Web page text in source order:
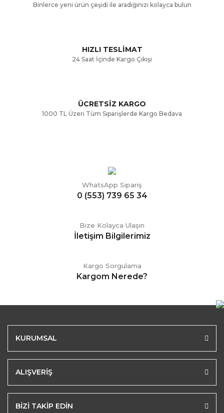
Gönder
Binlerce yeni ürün çeşidi ile aradığınızı kolayca bulun
HIZLI TESLİMAT
24 Saat İçinde Kargo Çıkışı
ÜCRETSİZ KARGO
1000 TL Üzeri Tüm Siparişlerde Kargo Bedava
WhatsApp Sipariş
0 (553) 739 65 34
Bize Kolayca Ulaşın
İletişim Bilgilerimiz
Kargo Sorgulama
Kargom Nerede?
KURUMSAL
ALIŞVERİŞ
BİZİ TAKİP EDİN